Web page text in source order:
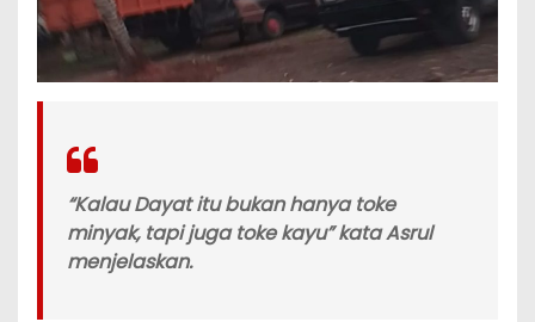
“Kalau Dayat itu bukan hanya toke
minyak, tapi juga toke kayu” kata Asrul
menjelaskan.